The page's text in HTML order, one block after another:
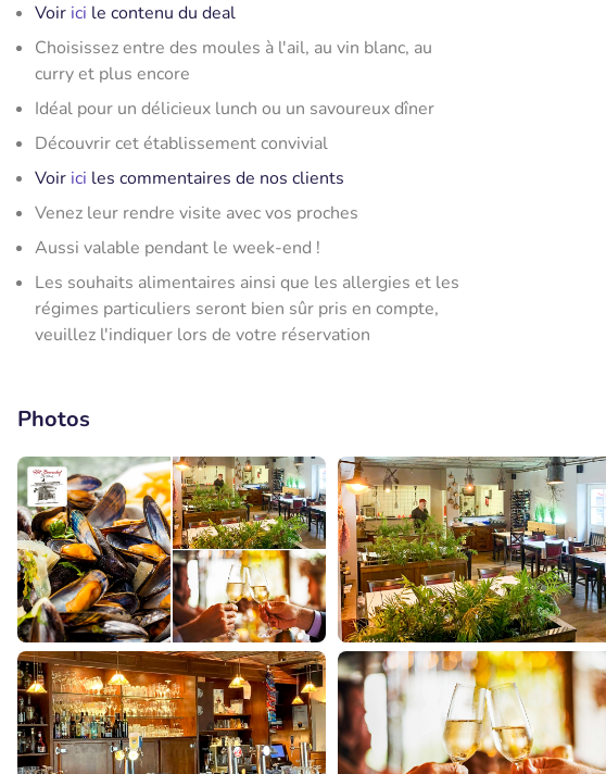
Voir ici le contenu du deal
Choisissez entre des moules à l'ail, au vin blanc, au
curry et plus encore
Idéal pour un délicieux lunch ou un savoureux dîner
Découvrir cet établissement convivial
Voir ici les commentaires de nos clients
Venez leur rendre visite avec vos proches
Aussi valable pendant le week-end !
Les souhaits alimentaires ainsi que les allergies et les
régimes particuliers seront bien sûr pris en compte,
veuillez l'indiquer lors de votre réservation
Photos